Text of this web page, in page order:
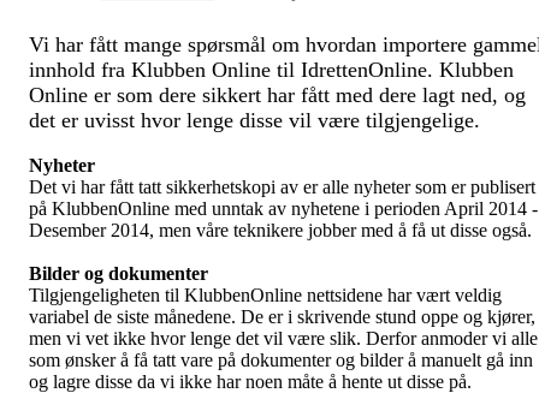
Vi har fått mange spørsmål om hvordan importere
innhold fra Klubben Online til IdrettenOnline. Klubben
Online er som dere sikkert har fått med dere lagt ned, og
det er uvisst hvor lenge disse vil være tilgjengelige.
Nyheter
Det vi har fått tatt sikkerhetskopi av er alle nyheter som er publisert
på KlubbenOnline med unntak av nyhetene i perioden April 2014 -
Desember 2014, men våre teknikere jobber med å få ut disse også.
Bilder og dokumenter
Tilgjengeligheten til KlubbenOnline nettsidene har vært veldig
variabel de siste månedene. De er i skrivende stund oppe og kjører,
men vi vet ikke hvor lenge det vil være slik. Derfor anmoder vi alle
som ønsker å få tatt vare på dokumenter og bilder å manuelt gå inn
og lagre disse da vi ikke har noen måte å hente ut disse på.